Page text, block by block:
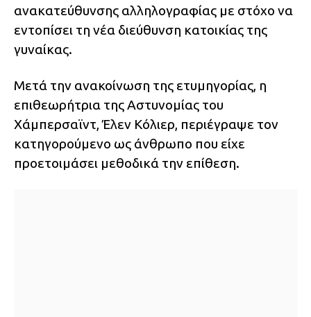
ανακατεύθυνσης αλληλογραφίας με στόχο να
εντοπίσει τη νέα διεύθυνση κατοικίας της
γυναίκας.
Μετά την ανακοίνωση της ετυμηγορίας, η
επιθεωρήτρια της Αστυνομίας του
Χάμπερσαϊντ, Έλεν Κόλιερ, περιέγραψε τον
κατηγορούμενο ως άνθρωπο που είχε
προετοιμάσει μεθοδικά την επίθεση.